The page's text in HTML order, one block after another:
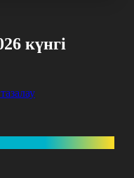
күнгі